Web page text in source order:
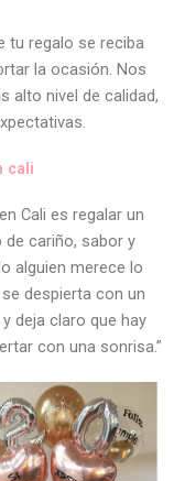
tu regalo se reciba
la ocasión. Nos
alto nivel de calidad,
cali
Cali es regalar un
cariño, sabor y
alguien merece lo
despierta con un
deja claro que hay
con una sonrisa.”